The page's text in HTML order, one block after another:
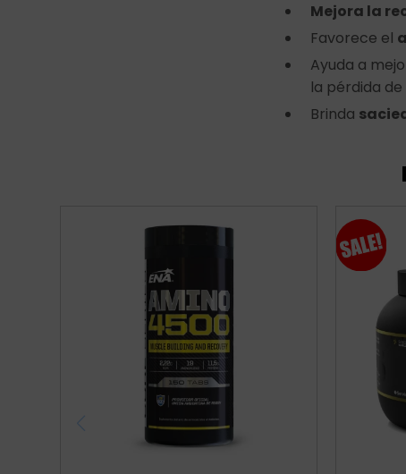
Mejora la
Favorece el
Ayuda a
la pérdida
Brinda